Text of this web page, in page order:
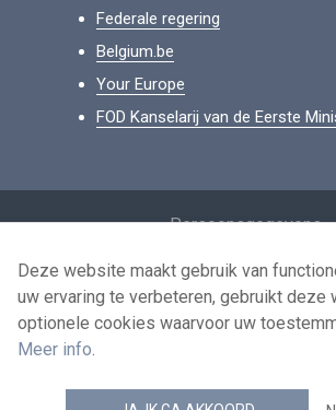
Federale regering
Belgium.be
Your Europe
FOD Kanselarij van de Eerste
Persoonsgegevens
Voorwaarden voor het
Contacteer ons
news.belgium RSS
Deze website maakt gebruik van
uw ervaring te verbeteren, gebruikt deze
optionele cookies waarvoor uw
Meer info.